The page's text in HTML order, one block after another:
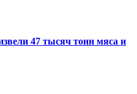
47 тысяч тонн мяса и